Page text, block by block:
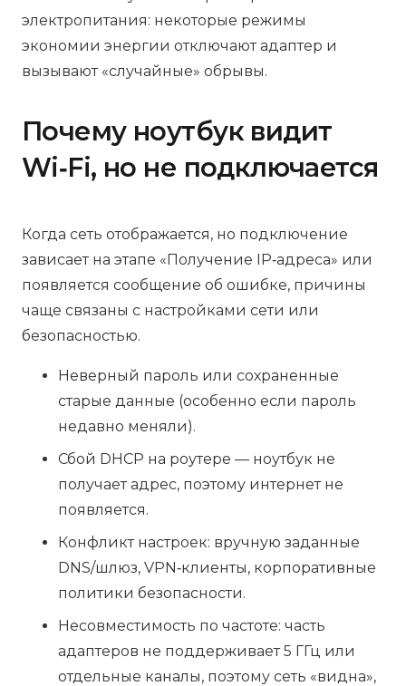
электропитания: некоторые режимы
экономии энергии отключают адаптер и
вызывают «случайные» обрывы.
Почему ноутбук видит
Wi‑Fi, но не подключается
Когда сеть отображается, но подключение
зависает на этапе «Получение IP‑адреса» или
появляется сообщение об ошибке, причины
чаще связаны с настройками сети или
безопасностью.
Неверный пароль или сохраненные
старые данные (особенно если пароль
недавно меняли).
Сбой DHCP на роутере — ноутбук не
получает адрес, поэтому интернет не
появляется.
Конфликт настроек: вручную заданные
DNS/шлюз, VPN‑клиенты, корпоративные
политики безопасности.
Несовместимость по частоте: часть
адаптеров не поддерживает 5 ГГц или
отдельные каналы, поэтому сеть «видна»,